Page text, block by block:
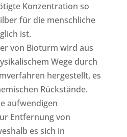
Konzentration so
für die menschliche
ist.
von Bioturm wird aus
Wege durch
hergestellt, es
Rückstände.
aufwendigen
Entfernung von
es sich in